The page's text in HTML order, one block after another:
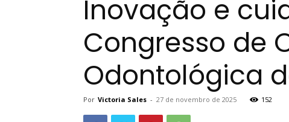
Inovação e
Congresso de
Odontológica
Por Victoria Sales - 27 de novembro de 2025 152